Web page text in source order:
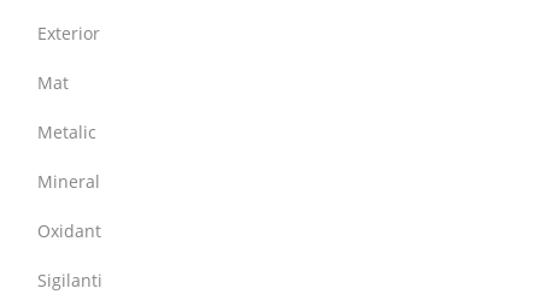
Exterior
Mat
Metalic
Mineral
Oxidant
Sigilanti